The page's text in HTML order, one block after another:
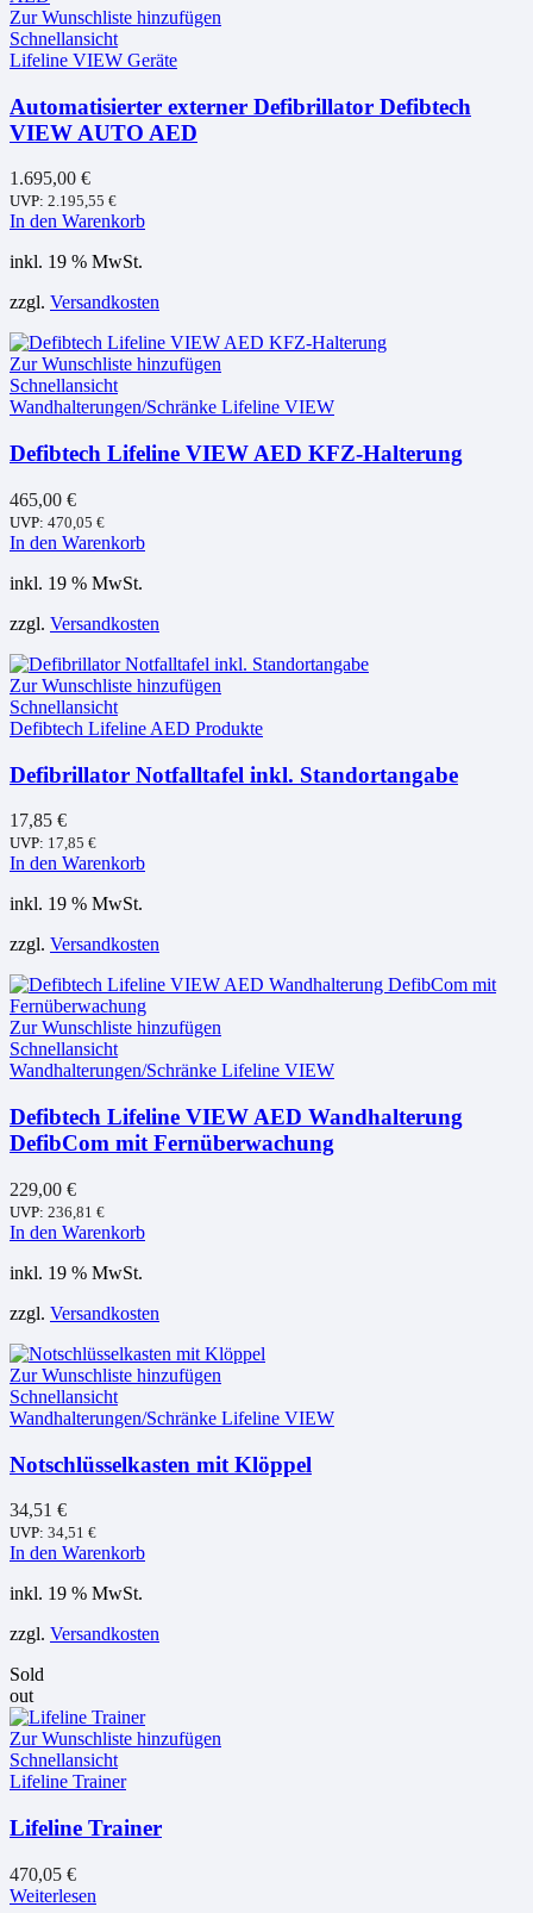
Zur Wunschliste hinzufügen
Schnellansicht
Lifeline VIEW Geräte
Automatisierter externer Defibrillator Defibtech
VIEW AUTO AED
1.695,00 €
UVP: 2.195,55 €
In den Warenkorb
inkl. 19 % MwSt.
zzgl. Versandkosten
Zur Wunschliste hinzufügen
Schnellansicht
Wandhalterungen/Schränke Lifeline VIEW
Defibtech Lifeline VIEW AED KFZ-Halterung
465,00 €
UVP: 470,05 €
In den Warenkorb
inkl. 19 % MwSt.
zzgl. Versandkosten
Zur Wunschliste hinzufügen
Schnellansicht
Defibtech Lifeline AED Produkte
Defibrillator Notfalltafel inkl. Standortangabe
17,85 €
UVP: 17,85 €
In den Warenkorb
inkl. 19 % MwSt.
zzgl. Versandkosten
Zur Wunschliste hinzufügen
Schnellansicht
Wandhalterungen/Schränke Lifeline VIEW
Defibtech Lifeline VIEW AED Wandhalterung
DefibCom mit Fernüberwachung
229,00 €
UVP: 236,81 €
In den Warenkorb
inkl. 19 % MwSt.
zzgl. Versandkosten
Zur Wunschliste hinzufügen
Schnellansicht
Wandhalterungen/Schränke Lifeline VIEW
Notschlüsselkasten mit Klöppel
34,51 €
UVP: 34,51 €
In den Warenkorb
inkl. 19 % MwSt.
zzgl. Versandkosten
Sold
out
Zur Wunschliste hinzufügen
Schnellansicht
Lifeline Trainer
Lifeline Trainer
470,05 €
Weiterlesen